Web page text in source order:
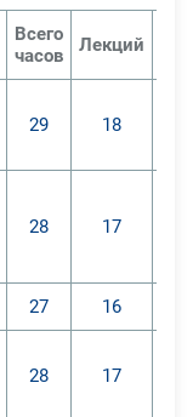
Всего
часов
Лекций
29 18
28 17
27 16
28 17